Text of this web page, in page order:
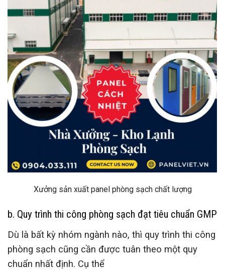
Xưởng sản xuất panel phòng sạch chất lượng
b. Quy trình thi công phòng sạch đạt tiêu chuẩn GMP
Dù là bất kỳ nhóm ngành nào, thì quy trình thi công
phòng sạch cũng cần được tuân theo một quy
chuẩn nhất định. Cụ thể